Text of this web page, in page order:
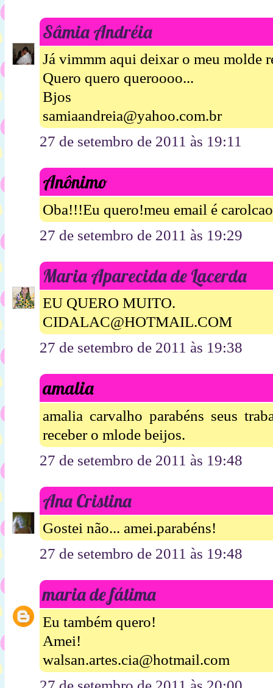
Sâmia Andréia
Já vimmm aqui deixar o meu molde
Quero quero queroooo...
Bjos
samiaandreia@yahoo.com.br
27 de setembro de 2011 às 19:11
Anônimo
Oba!!!Eu quero!meu email é
27 de setembro de 2011 às 19:29
Maria Aparecida de Lacerda
EU QUERO MUITO.
CIDALAC@HOTMAIL.COM
27 de setembro de 2011 às 19:38
amalia
amalia carvalho parabéns seus
receber o mlode beijos.
27 de setembro de 2011 às 19:48
Ana Cristina
Gostei não... amei.parabéns!
27 de setembro de 2011 às 19:48
maria de fátima
Eu também quero!
Amei!
walsan.artes.cia@hotmail.com